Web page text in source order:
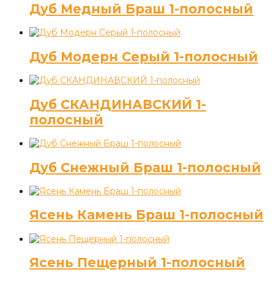
Дуб Медный Браш 1-полосный
Дуб Модерн Серый 1-полосный
Дуб СКАНДИНАВСКИЙ 1-
полосный
Дуб Снежный Браш 1-полосный
Ясень Камень Браш 1-полосный
Ясень Пещерный 1-полосный